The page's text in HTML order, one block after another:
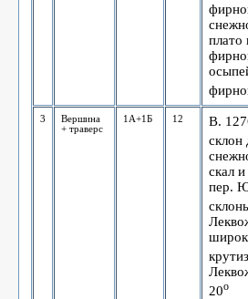
плато
3
Вершина
+ траверс
1А+1Б 12
В.
склон
скал
пер.
20о